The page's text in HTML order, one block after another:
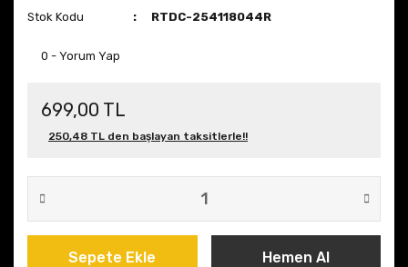
Stok Kodu
RTDC-254118044R
0 - Yorum Yap
699,00 TL
250,48 TL den başlayan taksitlerle!!
Sepete Ekle Hemen Al